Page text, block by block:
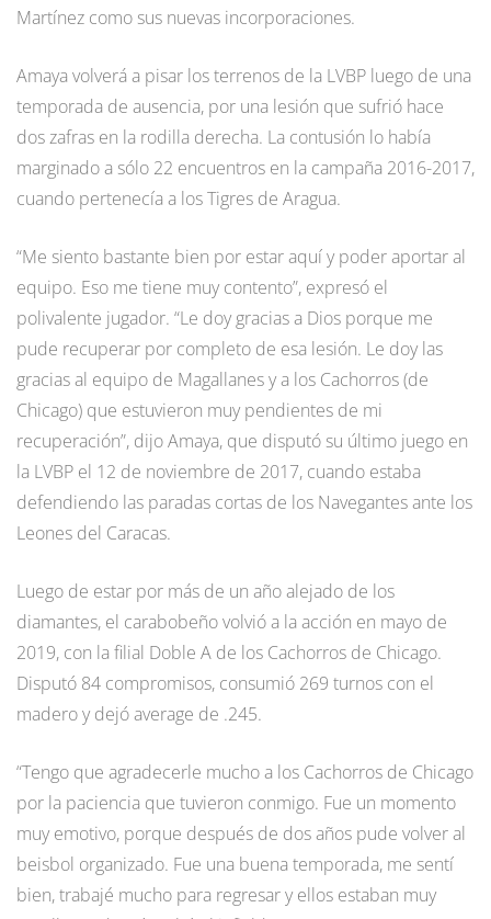
Martínez como sus nuevas incorporaciones.
Amaya volverá a pisar los terrenos de la LVBP luego de una
temporada de ausencia, por una lesión que sufrió hace
dos zafras en la rodilla derecha. La contusión lo había
marginado a sólo 22 encuentros en la campaña 2016-2017,
cuando pertenecía a los Tigres de Aragua.
“Me siento bastante bien por estar aquí y poder aportar al
equipo. Eso me tiene muy contento”, expresó el
polivalente jugador. “Le doy gracias a Dios porque me
pude recuperar por completo de esa lesión. Le doy las
gracias al equipo de Magallanes y a los Cachorros (de
Chicago) que estuvieron muy pendientes de mi
recuperación”, dijo Amaya, que disputó su último juego en
la LVBP el 12 de noviembre de 2017, cuando estaba
defendiendo las paradas cortas de los Navegantes ante los
Leones del Caracas.
Luego de estar por más de un año alejado de los
diamantes, el carabobeño volvió a la acción en mayo de
2019, con la filial Doble A de los Cachorros de Chicago.
Disputó 84 compromisos, consumió 269 turnos con el
madero y dejó average de .245.
“Tengo que agradecerle mucho a los Cachorros de Chicago
por la paciencia que tuvieron conmigo. Fue un momento
muy emotivo, porque después de dos años pude volver al
beisbol organizado. Fue una buena temporada, me sentí
bien, trabajé mucho para regresar y ellos estaban muy